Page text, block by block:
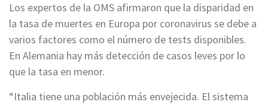
Los expertos de la OMS afirmaron que la disparidad en
la tasa de muertes en Europa por coronavirus se debe a
varios factores como el número de tests disponibles.
En Alemania hay más detección de casos leves por lo
que la tasa en menor.
“Italia tiene una población más envejecida. El sistema